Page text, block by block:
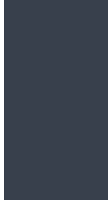
de las canciones
junto a una breve
En
agrupadas de tus